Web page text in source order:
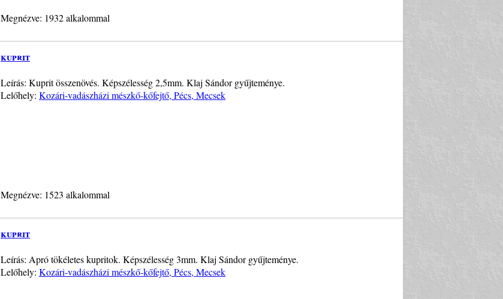
Megnézve: 1932 alkalommal
kuprit
Leírás: Kuprit összenövés. Képszélesség 2,5mm. Klaj Sándor gyűjteménye.
Lelőhely: Kozári-vadászházi mészkő-kőfejtő, Pécs, Mecsek
Megnézve: 1523 alkalommal
kuprit
Leírás: Apró tökéletes kupritok. Képszélesség 3mm. Klaj Sándor gyűjteménye.
Lelőhely: Kozári-vadászházi mészkő-kőfejtő, Pécs, Mecsek